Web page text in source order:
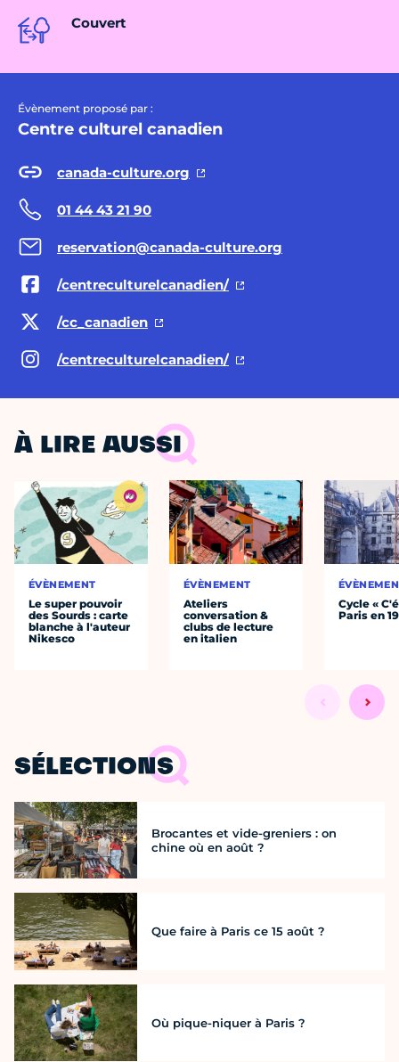
Couvert
Évènement proposé par :
Centre culturel canadien
canada-culture.org
01 44 43 21 90
reservation@canada-culture.org
/centreculturelcanadien/
/cc_canadien
/centreculturelcanadien/
À LIRE AUSSI
ÉVÈNEMENT
Le super pouvoir
des Sourds : carte
blanche à l'auteur
Nikesco
ÉVÈNEMENT
Ateliers
conversation &
clubs de lecture
en italien
Cycle «
Paris en
SÉLECTIONS
Brocantes et vide-greniers : on
chine où en août ?
Que faire à Paris ce 15 août ?
Où pique-niquer à Paris ?